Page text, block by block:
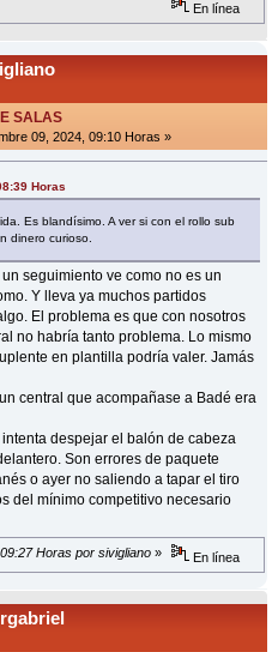
En línea
SALAS
09, 2024, 09:10 Horas »
Horas
Es blandísimo. A ver si con el rollo sub
dinero curioso.
seguimiento ve como no es un
Y lleva ya muchos partidos
El problema es que con nosotros
no habría tanto problema. Lo mismo
en plantilla podría valer. Jamás
central que acompañase a Badé era
despejar el balón de cabeza
Son errores de paquete
o ayer no saliendo a tapar el tiro
del mínimo competitivo necesario
Horas por sivigliano » En línea